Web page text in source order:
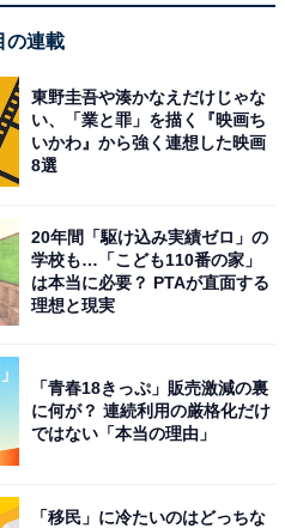
日(日)まで、1階グランドガ
ファンならずとも、ドリカ
の世界観をMARK IS みなと
は光あふれる横浜・みなと
gm/gc/466354/
の連載
東野圭吾や湊かなえだけじゃな
い、「業と罪」を描く『映画ち
いかわ』から強く連想した映画
8選
20年間「駆け込み実績ゼロ」の
学校も…「こども110番の家」
は本当に必要？ PTAが直面する
理想と現実
「青春18きっぷ」販売激減の裏
に何が？ 連続利用の厳格化だけ
ではない「本当の理由」
「移民」に冷たいのはどっちな